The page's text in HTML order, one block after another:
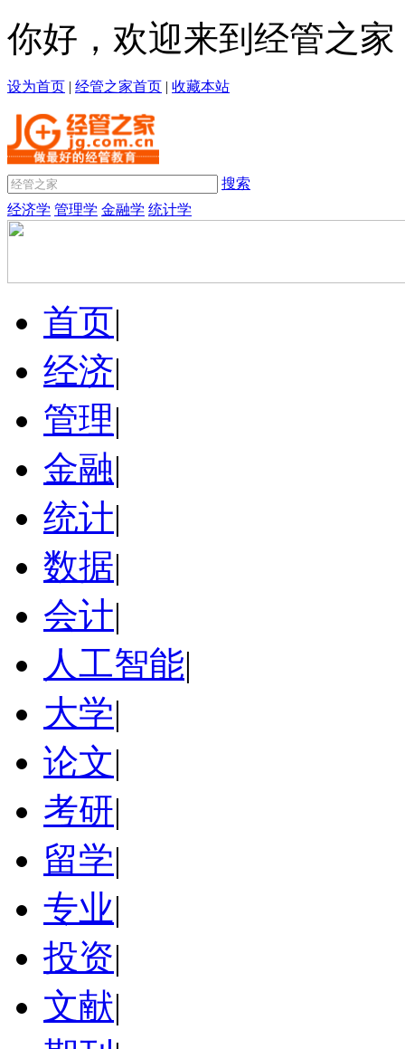
你好，欢迎来到经管之家
设为首页 | 经管之家首页 | 收藏本站
搜索
经济学 管理学 金融学 统计学
首页|
经济|
管理|
金融|
统计|
数据|
会计|
人工智能|
大学|
论文|
考研|
留学|
专业|
投资|
文献|